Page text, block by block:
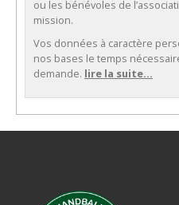
ou les bénévoles de
mission.
Vos données à caractère
nos bases le temps
demande. lire la suite...